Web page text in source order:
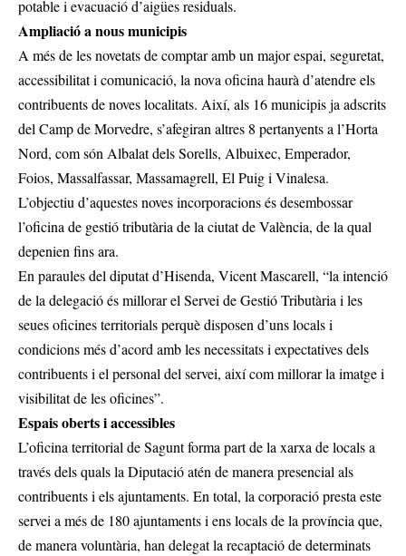
potable i evacuació d’aigües residuals.
Ampliació a nous municipis
A més de les novetats de comptar amb un major espai, seguretat,
accessibilitat i comunicació, la nova oficina haurà d’atendre els
contribuents de noves localitats. Així, als 16 municipis ja adscrits
del Camp de Morvedre, s’afegiran altres 8 pertanyents a l’Horta
Nord, com són Albalat dels Sorells, Albuixec, Emperador,
Foios, Massalfassar, Massamagrell, El Puig i Vinalesa.
L’objectiu d’aquestes noves incorporacions és desembossar
l’oficina de gestió tributària de la ciutat de València, de la qual
depenien fins ara.
En paraules del diputat d’Hisenda, Vicent Mascarell, “la intenció
de la delegació és millorar el Servei de Gestió Tributària i les
seues oficines territorials perquè disposen d’uns locals i
condicions més d’acord amb les necessitats i expectatives dels
contribuents i el personal del servei, així com millorar la imatge i
visibilitat de les oficines”.
Espais oberts i accessibles
L’oficina territorial de Sagunt forma part de la xarxa de locals a
través dels quals la Diputació atén de manera presencial als
contribuents i els ajuntaments. En total, la corporació presta este
servei a més de 180 ajuntaments i ens locals de la província que,
de manera voluntària, han delegat la recaptació de determinats